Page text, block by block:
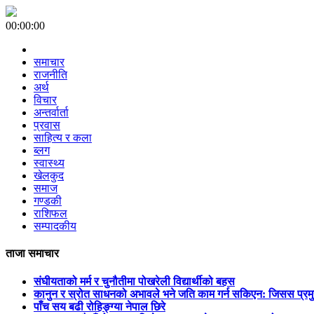
00:00:00
समाचार
राजनीति
अर्थ
विचार
अन्तर्वार्ता
प्रवास
साहित्य र कला
ब्लग
स्वास्थ्य
खेलकुद
समाज
गण्डकी
राशिफल
सम्पादकीय
ताजा समाचार
संघीयताको मर्म र चुनौतीमा पोखरेली विद्यार्थीको बहस
कानुन र स्रोत साधनको अभावले भने जति काम गर्न सकिएन: जिसस
पाँच सय बढी रोहिङ्ग्या नेपाल छिरे